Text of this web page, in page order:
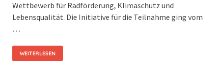
Wettbewerb für Radförderung, Klimaschutz und
Lebensqualität. Die Initiative für die Teilnahme ging vom
…
WEITERLESEN